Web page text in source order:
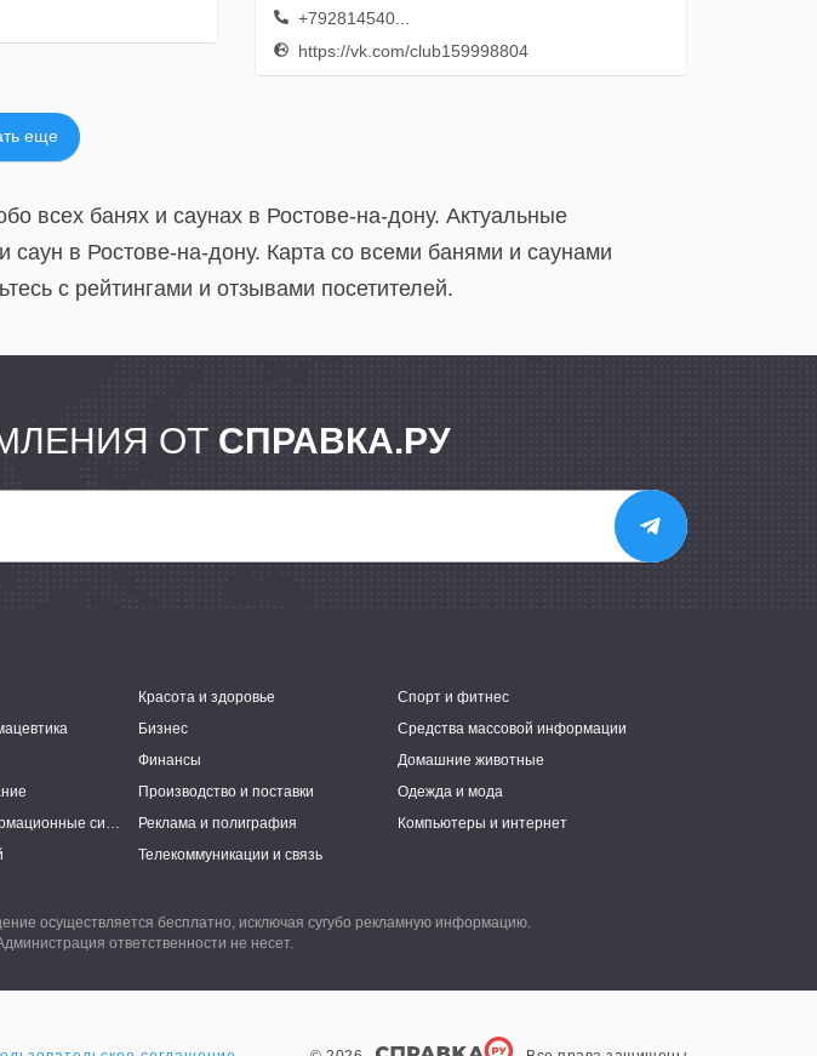
+792814540...
https://vk.com/club159998804
еще
всех банях и саунах в Ростове-на-дону. Актуальные
в Ростове-на-дону. Карта со всеми банями и саунами
с рейтингами и отзывами посетителей.
ОТ СПРАВКА.РУ
Красота и здоровье
Спорт и фитнес
Бизнес
Средства массовой информации
Финансы
Домашние животные
Производство и поставки
Одежда и мода
Справочно-информационные системы Реклама и полиграфия
Компьютеры и интернет
Телекоммуникации и связь
осуществляется бесплатно, исключая сугубо рекламную информацию.
ответственности не несет.